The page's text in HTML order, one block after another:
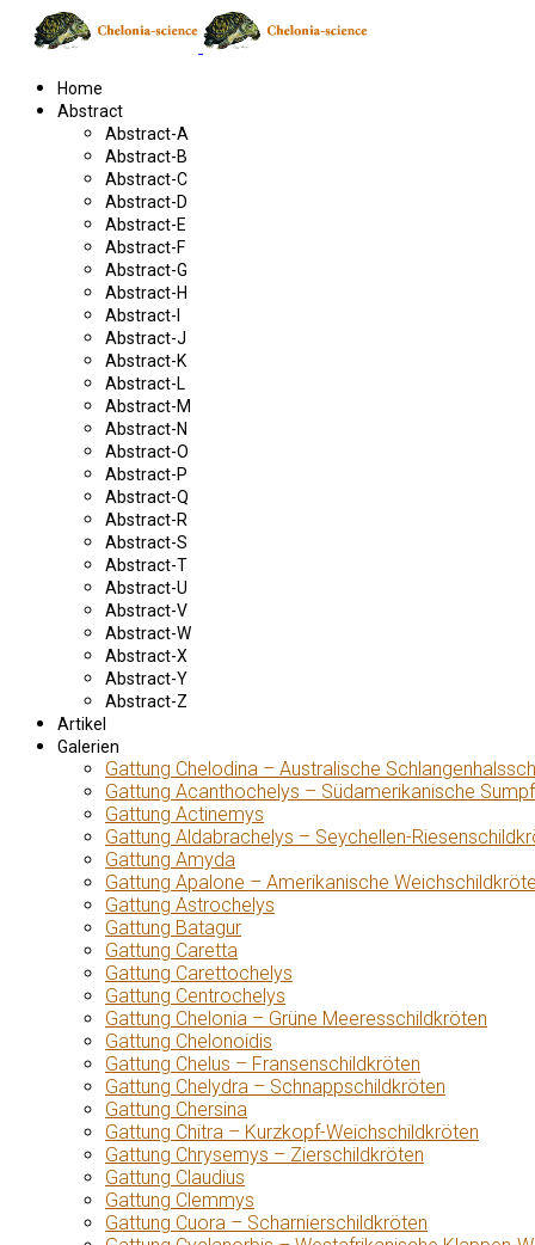
Home
Abstract
Abstract-A
Abstract-B
Abstract-C
Abstract-D
Abstract-E
Abstract-F
Abstract-G
Abstract-H
Abstract-I
Abstract-J
Abstract-K
Abstract-L
Abstract-M
Abstract-N
Abstract-O
Abstract-P
Abstract-Q
Abstract-R
Abstract-S
Abstract-T
Abstract-U
Abstract-V
Abstract-W
Abstract-X
Abstract-Y
Abstract-Z
Artikel
Galerien
Gattung Chelodina – Australische
Gattung Acanthochelys – Südamerikanische
Gattung Actinemys
Gattung Aldabrachelys – Seychellen-
Gattung Amyda
Gattung Apalone – Amerikanische
Gattung Astrochelys
Gattung Batagur
Gattung Caretta
Gattung Carettochelys
Gattung Centrochelys
Gattung Chelonia – Grüne Meeresschildkröten
Gattung Chelonoidis
Gattung Chelus – Fransenschildkröten
Gattung Chelydra – Schnappschildkröten
Gattung Chersina
Gattung Chitra – Kurzkopf-Weichschildkröten
Gattung Chrysemys – Zierschildkröten
Gattung Claudius
Gattung Clemmys
Gattung Cuora – Scharnierschildkröten